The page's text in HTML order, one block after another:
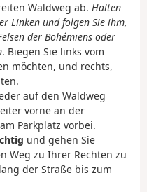
Waldweg ab. Halten
Linken und folgen Sie ihm,
der Bohémiens oder
. Biegen Sie links vom
möchten, und rechts,
auf den Waldweg
vorne an der
Parkplatz vorbei.
und gehen Sie
Weg zu Ihrer Rechten zu
der Straße bis zum